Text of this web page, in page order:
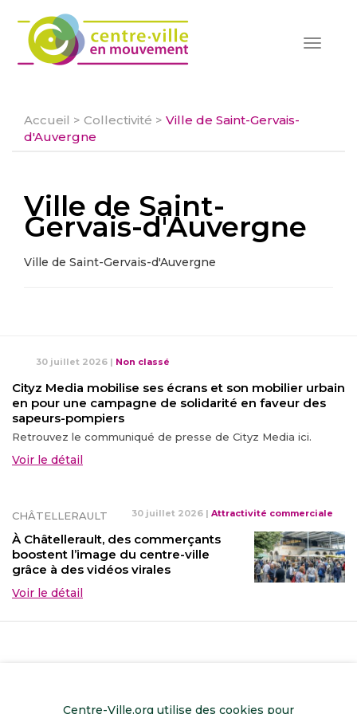
Toggle
Accueil > Collectivité > Ville de Saint-Gervais-
d'Auvergne
Ville de Saint-
Gervais-d'Auvergne
Ville de Saint-Gervais-d'Auvergne
30 juillet 2026 | Non classé
Cityz Media mobilise ses écrans et son mobilier urbain
en pour une campagne de solidarité en faveur des
sapeurs-pompiers
Retrouvez le communiqué de presse de Cityz Media ici.
Voir le détail
CHÂTELLERAULT 30 juillet 2026 | Attractivité commerciale
À Châtellerault, des commerçants
boostent l’image du centre-ville
grâce à des vidéos virales
Voir le détail
Centre-Ville.org utilise des cookies pour